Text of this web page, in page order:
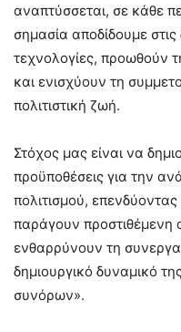
αναπτύσσεται, σε κάθε
σημασία αποδίδουμε
τεχνολογίες, προωθούν
και ενισχύουν τη
πολιτιστική ζωή.
Στόχος μας είναι να
προϋποθέσεις για την
πολιτισμού,
παράγουν προστιθέμενη
ενθαρρύνουν τη
δημιουργικό δυναμικό
συνόρων».